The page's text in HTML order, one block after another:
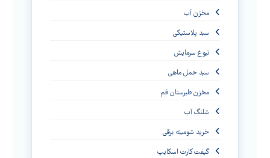
مخزن آب
سبد پلاستیکی
نبوغ سرمایش
سبد حمل ماهی
مخزن طبرستان قم
شلنگ آب
خرید شومینه برقی
گیفت کارت اسکایپ